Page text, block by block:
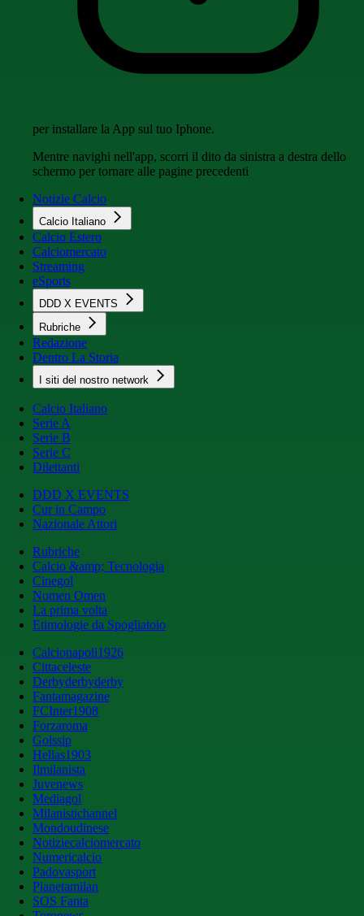
per installare la App sul tuo Iphone.
Mentre navighi nell'app, scorri il dito da sinistra a destra dello
schermo per tornare alle pagine precedenti
Notizie Calcio
Calcio Italiano
Calcio Estero
Calciomercato
Streaming
eSports
DDD X EVENTS
Rubriche
Redazione
Dentro La Storia
I siti del nostro network
Calcio Italiano
Serie A
Serie B
Serie C
Dilettanti
DDD X EVENTS
Cur in Campo
Nazionale Attori
Rubriche
Calcio &amp; Tecnologia
Cinegol
Nomen Omen
La prima volta
Etimologie da Spogliatoio
Calcionapoli1926
Cittaceleste
Derbyderbyderby
Fantamagazine
FCInter1908
Forzaroma
Golssip
Hellas1903
Ilmilanista
Juvenews
Mediagol
Milanistichannel
Mondoudinese
Notiziecalciomercato
Numericalcio
Padovasport
Pianetamilan
SOS Fanta